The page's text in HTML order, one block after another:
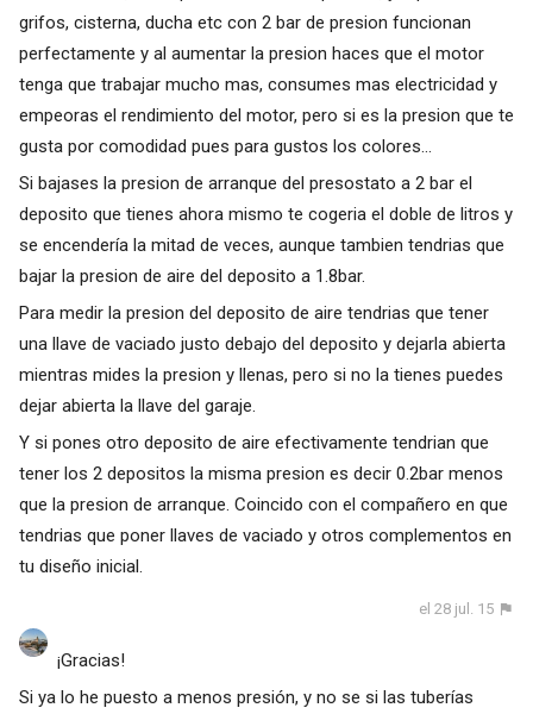
grifos, cisterna, ducha etc con 2 bar de presion funcionan
perfectamente y al aumentar la presion haces que el motor
tenga que trabajar mucho mas, consumes mas electricidad y
empeoras el rendimiento del motor, pero si es la presion que te
gusta por comodidad pues para gustos los colores...
Si bajases la presion de arranque del presostato a 2 bar el
deposito que tienes ahora mismo te cogeria el doble de litros y
se encendería la mitad de veces, aunque tambien tendrias que
bajar la presion de aire del deposito a 1.8bar.
Para medir la presion del deposito de aire tendrias que tener
una llave de vaciado justo debajo del deposito y dejarla abierta
mientras mides la presion y llenas, pero si no la tienes puedes
dejar abierta la llave del garaje.
Y si pones otro deposito de aire efectivamente tendrian que
tener los 2 depositos la misma presion es decir 0.2bar menos
que la presion de arranque. Coincido con el compañero en que
tendrias que poner llaves de vaciado y otros complementos en
tu diseño inicial.
el 28 jul. 15
¡Gracias!
Si ya lo he puesto a menos presión, y no se si las tuberías